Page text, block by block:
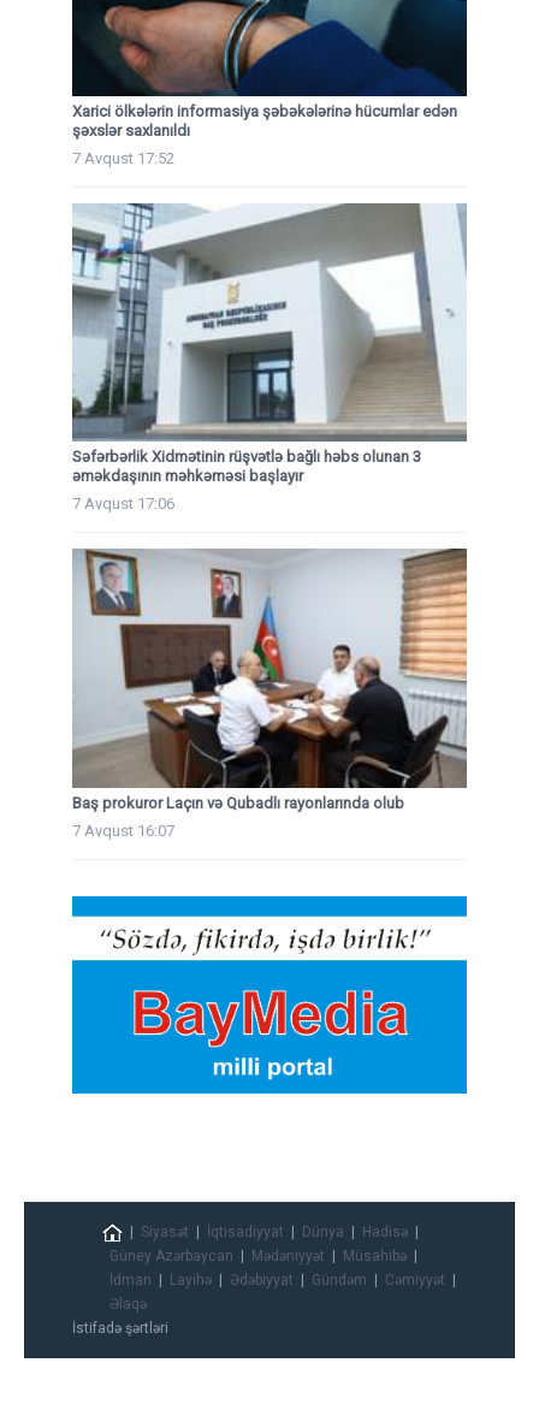
Xarici ölkələrin informasiya şəbəkələrinə hücumlar edən
şəxslər saxlanıldı
7 Avqust 17:52
Səfərbərlik Xidmətinin rüşvətlə bağlı həbs olunan 3
əməkdaşının məhkəməsi başlayır
7 Avqust 17:06
Baş prokuror Laçın və Qubadlı rayonlarında olub
7 Avqust 16:07
Siyasət İqtisadiyyat Dünya
Hadisə
Güney Azərbaycan
Mədəniyyət
Müsahibə
İdman
Layihə Ədəbiyyat Gündəm
Cəmiyyət
Əlaqə
İstifadə şərtləri